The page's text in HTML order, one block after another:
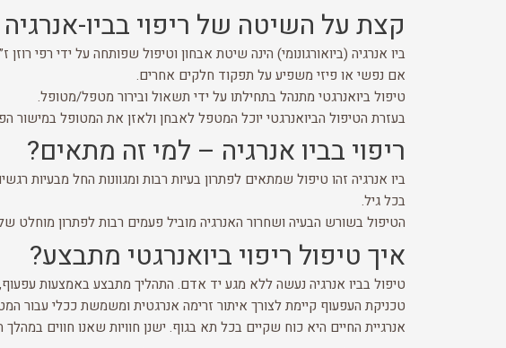
קצת על השיטה של ריפוי בביו-אנרגיה
ביו אנרגיה (ביואורגונומי) הינה שיטת אבחון וטיפול שפותחה על ידי רפי
אם נפשי או פיזי משפיע על תפקוד חלקים אחרים.
טיפול ביואנרגטי מתנהל בתחילתו על ידי תשאול ובירור מטפל/מטופל.
בעזרת הטיפול הביואנרגטי יוכל המטפל לאבחן ולאזן את המטופל במישור
ריפוי בביו אנרגיה – למי זה מתאים?
ביו אנרגיה זהו טיפול שמתאים לפתרון בעיות רבות ומגוונות החל מבעיות
בכל גיל.
הטיפול בשורש הבעיה ושחרור האנרגיה מוביל פעמים רבות לפתרון מוחלט
איך טיפול ריפוי ביואנרגטי מתבצע?
טיפול בביו אנרגיה נעשה ללא מגע יד אדם. התהליך מתבצע באמצעות
טכניקת העפעוף קיימת לצורך איתור זרימה אנרגטית ומשמשת ככלי עבור
אנרגיית החיים היא כוח שקיים בכל תא בגוף. ישנן חוויות שאנו חווים